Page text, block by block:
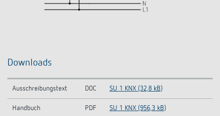
Downloads
Ausschreibungstext DOC SU 1 KNX (32,8 kB)
Handbuch PDF SU 1 KNX (956,3 kB)